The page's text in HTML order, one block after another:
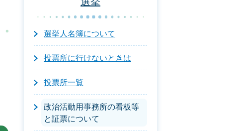
選挙人名簿について
投票所に行けないときは
投票所一覧
政治活動用事務所の看板等
と証票について